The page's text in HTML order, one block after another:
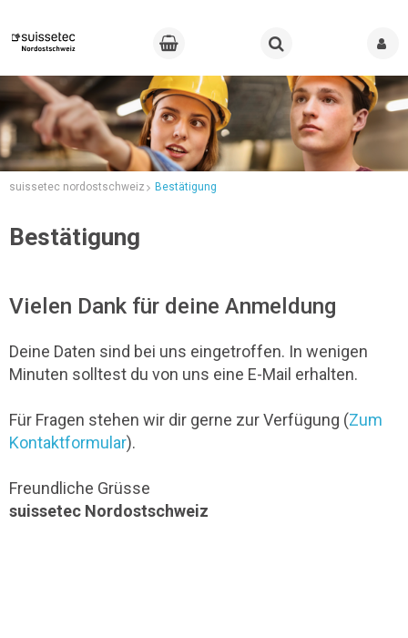
suissetec nordostschweiz Bestätigung
Bestätigung
Vielen Dank für deine Anmeldung
Deine Daten sind bei uns eingetroffen. In wenigen
Minuten solltest du von uns eine E-Mail erhalten.
Für Fragen stehen wir dir gerne zur Verfügung (Zum
Kontaktformular).
Freundliche Grüsse
suissetec Nordostschweiz